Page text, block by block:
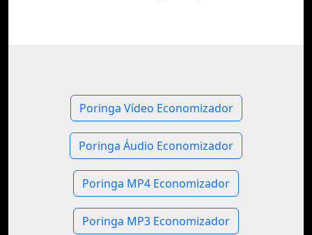
Poringa Vídeo Economizador
Poringa Áudio Economizador
Poringa MP4 Economizador
Poringa MP3 Economizador